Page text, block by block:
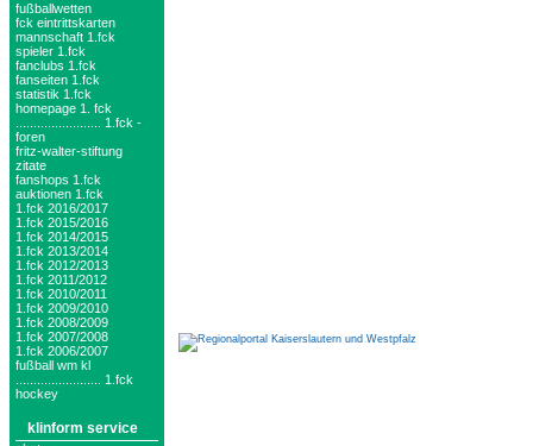
fußballwetten
fck eintrittskarten
mannschaft 1.fck
spieler 1.fck
fanclubs 1.fck
fanseiten 1.fck
statistik 1.fck
homepage 1. fck
........................ 1.fck -
foren
fritz-walter-stiftung
zitate
fanshops 1.fck
auktionen 1.fck
1.fck 2016/2017
1.fck 2015/2016
1.fck 2014/2015
1.fck 2013/2014
1.fck 2012/2013
1.fck 2011/2012
1.fck 2010/2011
1.fck 2009/2010
1.fck 2008/2009
1.fck 2007/2008
1.fck 2006/2007
fußball wm kl
........................ 1.fck
hockey
klinform service